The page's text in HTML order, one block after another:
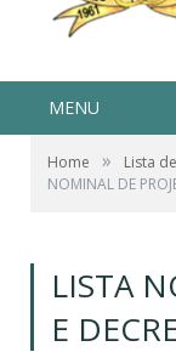
MENU
Home » Lista
NOMINAL DE
LISTA
E